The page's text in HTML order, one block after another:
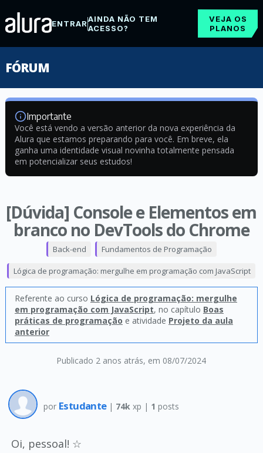
ENTRARAINDA NÃO TEM
ACESSO?
VEJA OS
PLANOS
FÓRUM
Importante
Você está vendo a versão anterior da nova experiência da
Alura que estamos preparando para você. Em breve, ela
ganha uma identidade visual novinha totalmente pensada
em potencializar seus estudos!
[Dúvida] Console e Elementos em
branco no DevTools do Chrome
Publicado 2 anos atrás, em 08/07/2024
Back-end Fundamentos de Programação
Lógica de programação: mergulhe em programação com JavaScript
Referente ao curso Lógica de programação: mergulhe
em programação com JavaScript, no capítulo Boas
práticas de programação e atividade Projeto da aula
anterior
por Estudante | 74k xp | 1 posts
Oi, pessoal! ☆